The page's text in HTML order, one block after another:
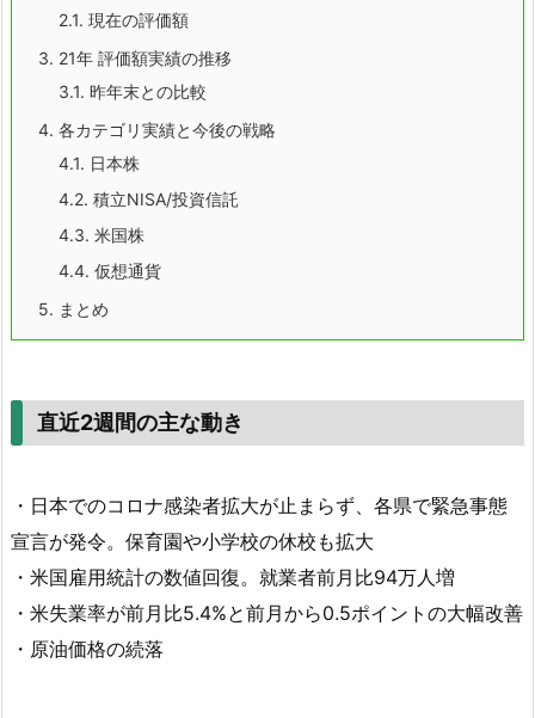
2.1. 現在の評価額
3. 21年 評価額実績の推移
3.1. 昨年末との比較
4. 各カテゴリ実績と今後の戦略
4.1. 日本株
4.2. 積立NISA/投資信託
4.3. 米国株
4.4. 仮想通貨
5. まとめ
直近2週間の主な動き
・日本でのコロナ感染者拡大が止まらず、各県で緊急事態
宣言が発令。保育園や小学校の休校も拡大
・米国雇用統計の数値回復。就業者前月比94万人増
・米失業率が前月比5.4%と前月から0.5ポイントの大幅改善
・原油価格の続落